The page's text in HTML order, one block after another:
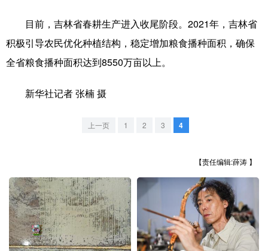
文化产业
天津 河北
江苏
浙江 安徽 福建 江西
山东 河南 湖南
广东 广西 海南 重庆
目前，吉林省春耕生产进入收尾阶段。2021年，吉林省
积极引导农民优化种植结构，稳定增加粮食播种面积，确保
全省粮食播种面积达到8550万亩以上。
新华社记者 张楠 摄
上一页 1 2 3 4
【责任编辑:薛涛 】